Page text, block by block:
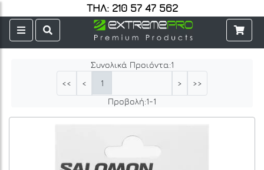
ΤΗΛ: 210 57 47 562
Συνολικά Προιόντα:1
<<
< 1 >
>>
Προβολή:1-1